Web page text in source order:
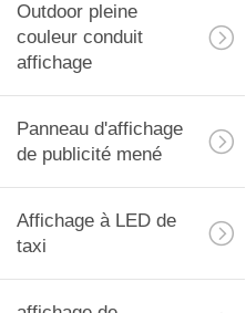
Outdoor pleine
couleur conduit
affichage
Panneau d'affichage
de publicité mené
Affichage à LED de
taxi